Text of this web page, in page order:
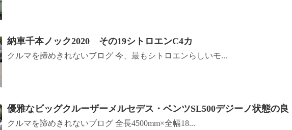
納車千本ノック2020 その19シトロエンC4カ
クルマを諦めきれないブログ 今、最もシトロエンらしいモ...
優雅なビッグクルーザーメルセデス・ベンツSL500デジーノ状態の良
クルマを諦めきれないブログ 全長4500mm×全幅18...